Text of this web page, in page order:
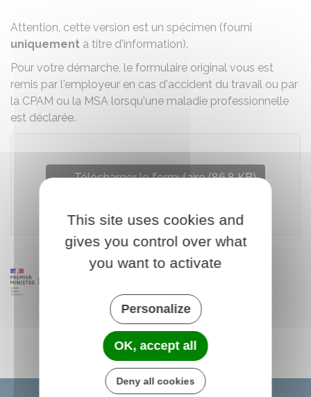
Attention, cette version est un spécimen (fourni
uniquement à titre d'information).
Pour votre démarche, le formulaire original vous est
remis par l'employeur en cas d'accident du travail ou par
la CPAM ou la MSA lorsqu'une maladie professionnelle
est déclarée.
Télécharger le formulaire (86.8 KB)
Caisse nationale d'assurance maladie (Cnam)
This site uses cookies and
gives you control over what
you want to activate
Personalize
OK, accept all
Deny all cookies